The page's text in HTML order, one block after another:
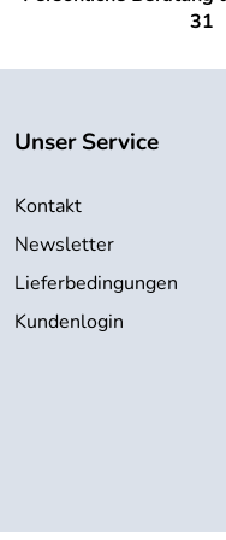
31
Unser Service
Kontakt
Newsletter
Lieferbedingungen
Kundenlogin